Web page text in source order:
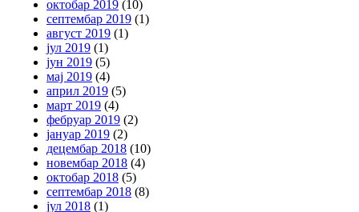
октобар 2019 (10)
септембар 2019 (1)
август 2019 (1)
јул 2019 (1)
јун 2019 (5)
мај 2019 (4)
април 2019 (5)
март 2019 (4)
фебруар 2019 (2)
јануар 2019 (2)
децембар 2018 (10)
новембар 2018 (4)
октобар 2018 (5)
септембар 2018 (8)
јул 2018 (1)